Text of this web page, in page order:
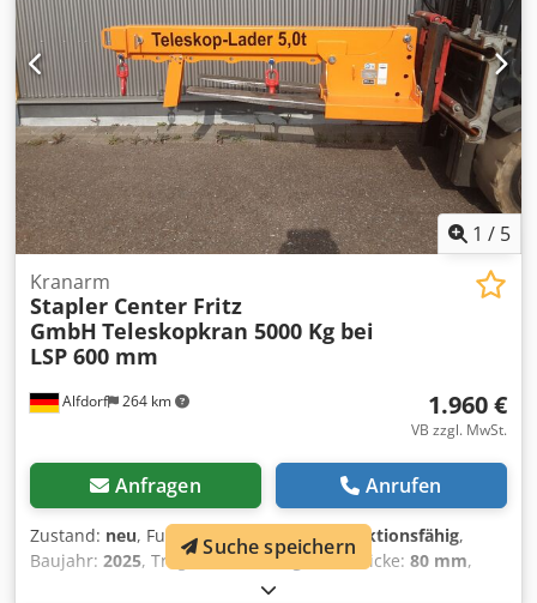
1 / 5
Alfdorf 264 km
Kranarm
Stapler Center Fritz
GmbH Teleskopkran 5000 Kg bei
LSP 600 mm
1.960 €
VB zzgl. MwSt.
Anfragen Anrufen
Zustand: neu, Funktionsfähigkeit: voll funktionsfähig,
Baujahr: 2025, Tragkraft:5.000 kg, Gabeldicke: 80 mm,
, Teleskopkran 5000 Kg bei
Suche speichern